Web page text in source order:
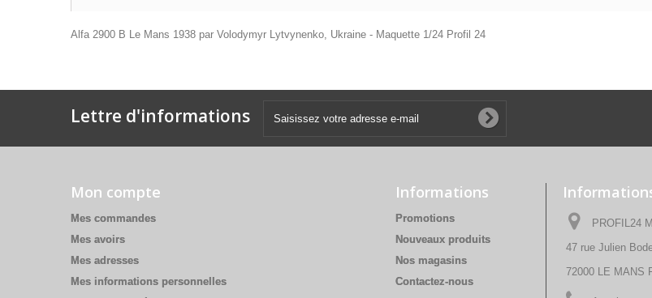
Alfa 2900 B Le Mans 1938 par Volodymyr Lytvynenko, Ukraine - Maquette 1/24 Profil 24
Lettre d'informations
Mon compte
Mes commandes
Mes avoirs
Mes adresses
Mes informations personnelles
Informations
Promotions
Nouveaux produits
Nos magasins
Contactez-nous
PROFIL24
47 rue Julien
72000 LE MANS